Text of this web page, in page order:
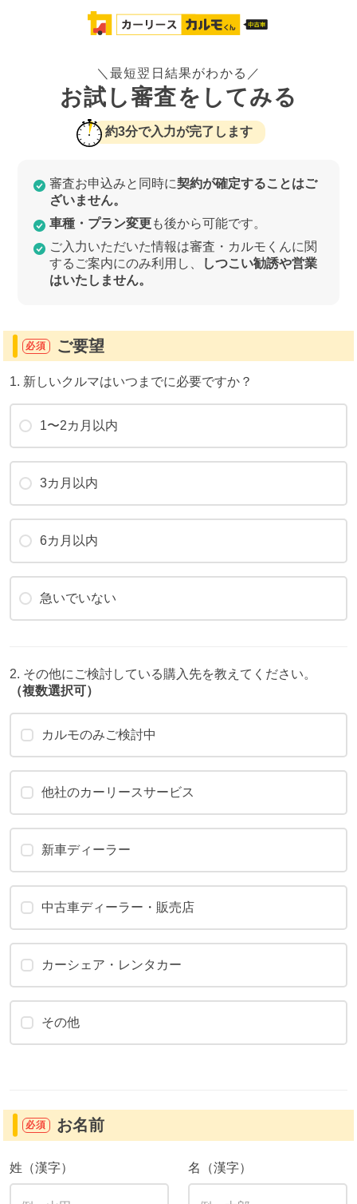
＼最短翌日結果がわかる／
お試し審査をしてみる
約3分で入力が完了します
審査お申込みと同時に契約が確定することはご
ざいません。
車種・プラン変更も後から可能です。
ご入力いただいた情報は審査・カルモくんに関
するご案内にのみ利用し、
しつこい勧誘や営業
はいたしません。
必須 ご要望
1. 新しいクルマはいつまでに必要ですか？
1〜2カ月以内
3カ月以内
6カ月以内
急いでいない
2. その他にご検討している購入先を教えてください。
（複数選択可）
カルモのみご検討中
他社のカーリースサービス
新車ディーラー
中古車ディーラー・販売店
カーシェア・レンタカー
その他
必須 お名前
姓（漢字） 名（漢字）